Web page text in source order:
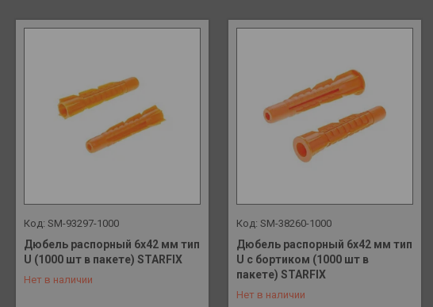
SM-93297-1000
Дюбель распорный 6х42 мм тип
U (1000 шт в пакете) STARFIX
Нет в наличии
SM-38260-1000
Дюбель распорный 6х42 мм тип
U с бортиком (1000 шт в
пакете) STARFIX
Нет в наличии
+375 (29) 648-41-90